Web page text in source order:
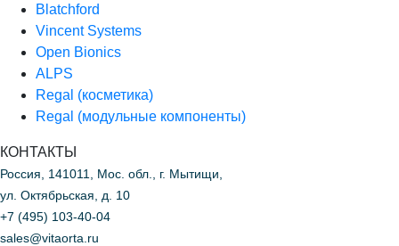
Blatchford
Vincent Systems
Open Bionics
ALPS
Regal (косметика)
Regal (модульные компоненты)
КОНТАКТЫ
Россия, 141011, Мос. обл., г. Мытищи,
ул. Октябрьская, д. 10
+7 (495) 103-40-04
sales@vitaorta.ru